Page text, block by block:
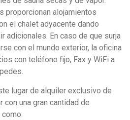
proporcionan alojamientos
el chalet adyacente dando
adicionales. En caso de que surja
con el mundo exterior, la oficina
con teléfono fijo, Fax y WiFi a
lugar de alquiler exclusivo de
una gran cantidad de